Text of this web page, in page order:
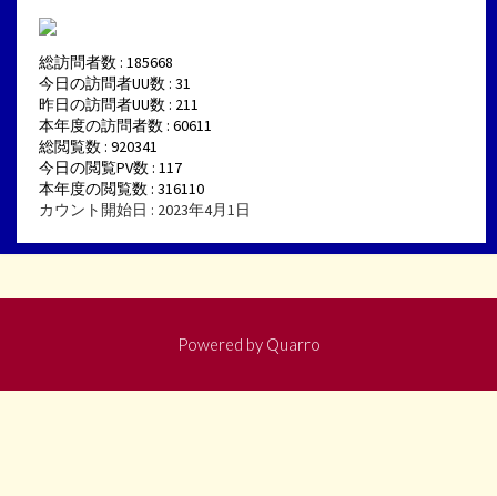
総訪問者数 : 185668
今日の訪問者UU数 : 31
昨日の訪問者UU数 : 211
本年度の訪問者数 : 60611
総閲覧数 : 920341
今日の閲覧PV数 : 117
本年度の閲覧数 : 316110
カウント開始日 : 2023年4月1日
Powered by Quarro